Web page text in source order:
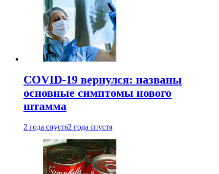
COVID-19 вернулся: названы
основные симптомы нового
штамма
2 года спустя2 года спустя